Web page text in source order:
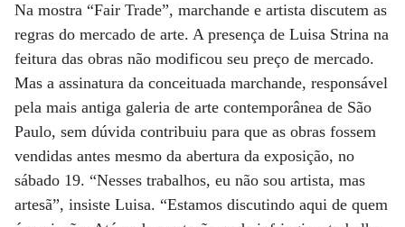
Na mostra “Fair Trade”, marchande e artista discutem as
regras do mercado de arte. A presença de Luisa Strina na
feitura das obras não modificou seu preço de mercado.
Mas a assinatura da conceituada marchande, responsável
pela mais antiga galeria de arte contemporânea de São
Paulo, sem dúvida contribuiu para que as obras fossem
vendidas antes mesmo da abertura da exposição, no
sábado 19. “Nesses trabalhos, eu não sou artista, mas
artesã”, insiste Luisa. “Estamos discutindo aqui de quem